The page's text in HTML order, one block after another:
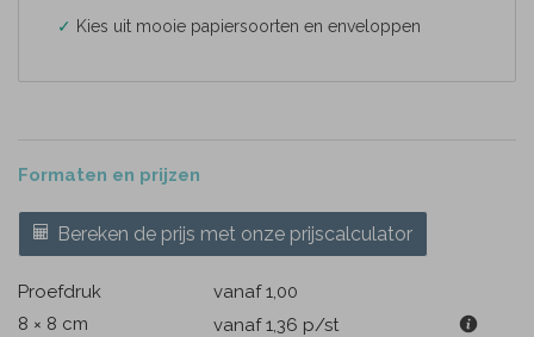
✓ Kies uit mooie papiersoorten en enveloppen
Formaten en prijzen
Bereken de prijs met onze prijscalculator
Proefdruk
vanaf 1,00
8 × 8 cm
vanaf 1,36 p/st